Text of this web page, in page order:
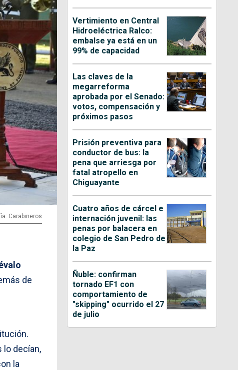
Carabineros
de
lo decían,
la
Vertimiento en Central
Hidroeléctrica Ralco:
embalse ya está en un
99% de capacidad
Las claves de la
megarreforma
aprobada por el Senado:
votos, compensación y
próximos pasos
Prisión preventiva para
conductor de bus: la
pena que arriesga por
fatal atropello en
Chiguayante
Cuatro años de cárcel e
internación juvenil: las
penas por balacera en
colegio de San Pedro de
la Paz
Ñuble: confirman
tornado EF1 con
comportamiento de
"skipping" ocurrido el 27
de julio